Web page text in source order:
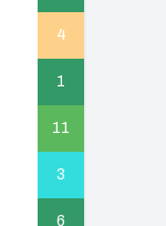
4
1
11
3
6